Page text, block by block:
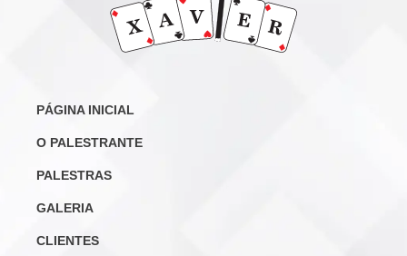
PÁGINA INICIAL
O PALESTRANTE
PALESTRAS
GALERIA
CLIENTES